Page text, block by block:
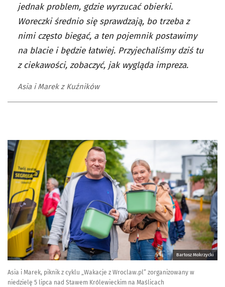
jednak problem, gdzie wyrzucać obierki.
Woreczki średnio się sprawdzają, bo trzeba z
nimi często biegać, a ten pojemnik postawimy
na blacie i będzie łatwiej. Przyjechaliśmy dziś tu
z ciekawości, zobaczyć, jak wygląda impreza.
Asia i Marek z Kuźników
Bartosz Mokrzycki
Asia i Marek, piknik z cyklu „Wakacje z Wroclaw.pl” zorganizowany w
niedzielę 5 lipca nad Stawem Królewieckim na Maślicach